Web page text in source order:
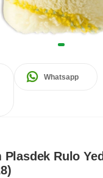
Whatsapp
Plasdek Rulo